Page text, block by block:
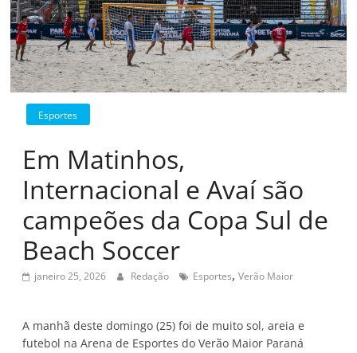
Esportes
Em Matinhos,
Internacional e Avaí são
campeões da Copa Sul de
Beach Soccer
janeiro 25, 2026 Redação Esportes,Verão Maior
A manhã deste domingo (25) foi de muito sol, areia e
futebol na Arena de Esportes do Verão Maior Paraná